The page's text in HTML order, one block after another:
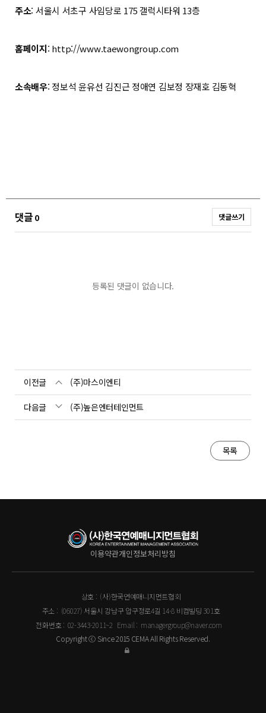
주소: 서울시 서초구 사임당로 175 갤럭시타워 13층
홈페이지: http://www.taewongroup.com
소속배우: 정보석 윤유선 김진근 정애연 김보정 장재호 김동혁
댓글0 댓글쓰기
등록된 댓글이 없습니다.
이전글 (주)마스이엔티
다음글 (주)높은엔터테인먼트
목록
이용약관개인정보처리방침
상호 : (사)한국연예매니지먼트협회
주소 : (06027) 서울시 강남구 압구정로4길 14-8 비컴빌딩 301호
전화번호 : 02-3443-2011~2 Email : managergroup@naver.com
Copyright ⓒ Since 2015 CEMA All Rights Reserved.